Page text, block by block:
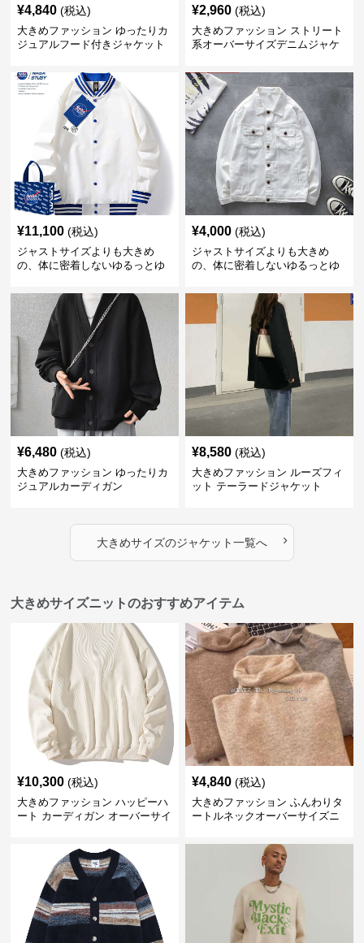
¥4,840 (税込)
大きめファッション ゆったりカ
ジュアルフード付きジャケット
¥2,960 (税込)
大きめファッション ストリート
系オーバーサイズデニムジャケ
¥11,100 (税込)
ジャストサイズよりも大きめ
の、体に密着しないゆるっとゆ
ゆったりスポーツバーシティジ
ャケット
¥4,000 (税込)
ジャストサイズよりも大きめ
の、体に密着しないゆるっとゆ
ゆったりシルエットデニムジャ
ケット
¥6,480 (税込)
大きめファッション ゆったりカ
ジュアルカーディガン
¥8,580 (税込)
大きめファッション ルーズフィ
ット テーラードジャケット
大きめサイズのジャケット一覧へ ›
大きめサイズニットのおすすめアイテム
¥10,300 (税込)
大きめファッション ハッピーハ
ート カーディガン オーバーサイ
¥4,840 (税込)
大きめファッション ふんわりタ
ートルネックオーバーサイズニ